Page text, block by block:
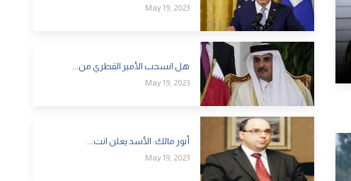
May 19, 2023
هل انسحب الأمير القطري من...
May 19, 2023
أنور مالك: الأسد يعلن انت...
May 19, 2023